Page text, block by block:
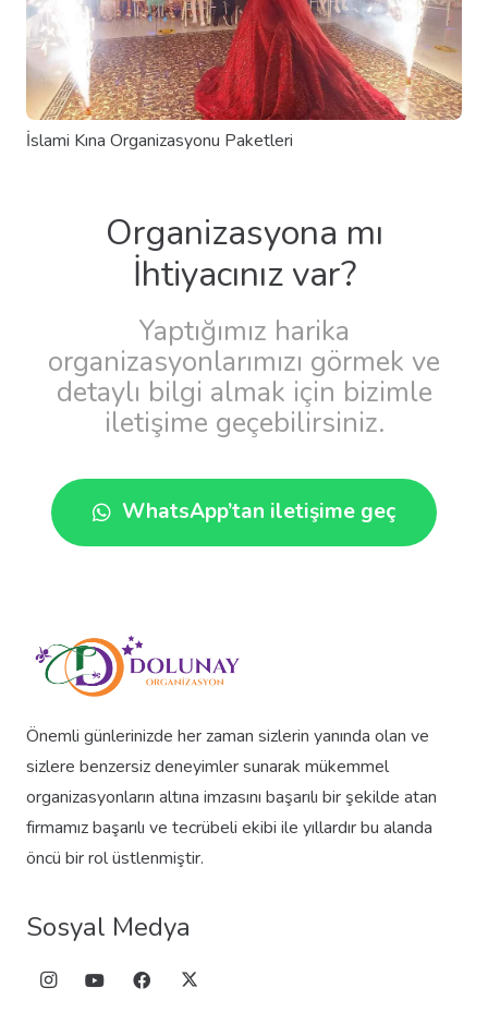
İslami Kına Organizasyonu Paketleri
Organizasyona mı
İhtiyacınız var?
Yaptığımız harika
organizasyonlarımızı görmek ve
detaylı bilgi almak için bizimle
iletişime geçebilirsiniz.
WhatsApp’tan iletişime geç
Önemli günlerinizde her zaman sizlerin yanında olan ve
sizlere benzersiz deneyimler sunarak mükemmel
organizasyonların altına imzasını başarılı bir şekilde atan
firmamız başarılı ve tecrübeli ekibi ile yıllardır bu alanda
öncü bir rol üstlenmiştir.
Sosyal Medya